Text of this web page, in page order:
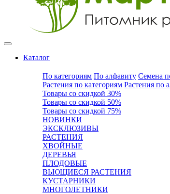
Каталог
По категориям По алфавиту Семена
Растения по категориям Растения по
Товары со скидкой 30%
Товары со скидкой 50%
Товары со скидкой 75%
НОВИНКИ
ЭКСКЛЮЗИВЫ
РАСТЕНИЯ
ХВОЙНЫЕ
ДЕРЕВЬЯ
ПЛОДОВЫЕ
ВЬЮЩИЕСЯ РАСТЕНИЯ
КУСТАРНИКИ
МНОГОЛЕТНИКИ